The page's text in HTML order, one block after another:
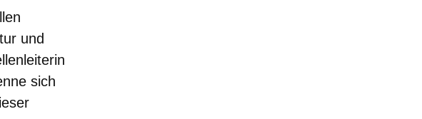
und
sich